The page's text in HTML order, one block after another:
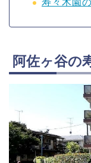
寿々木園
阿佐ヶ谷の